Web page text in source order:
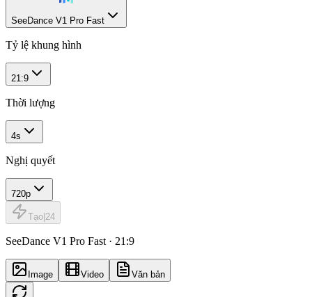
SeeDance V1 Pro Fast
Tỷ lệ khung hình
21:9
Thời lượng
4s
Nghị quyết
720p
Tạo 24
SeeDance V1 Pro Fast · 21:9
Image Video Văn bản